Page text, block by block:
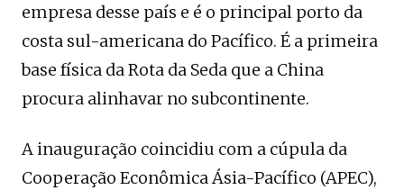
empresa desse país e é o principal porto da
costa sul-americana do Pacífico. É a primeira
base física da Rota da Seda que a China
procura alinhavar no subcontinente.
A inauguração coincidiu com a cúpula da
Cooperação Econômica Ásia-Pacífico (APEC),